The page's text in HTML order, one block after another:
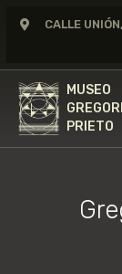
CALLE
MUSEO
PRIETO